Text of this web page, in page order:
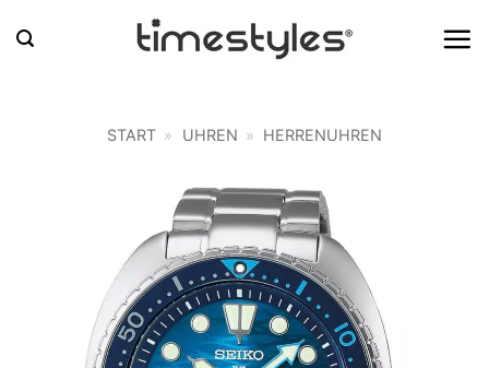
Inhalt
START » UHREN » HERRENUHREN